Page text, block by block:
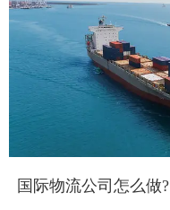
国际物流公司怎么做?